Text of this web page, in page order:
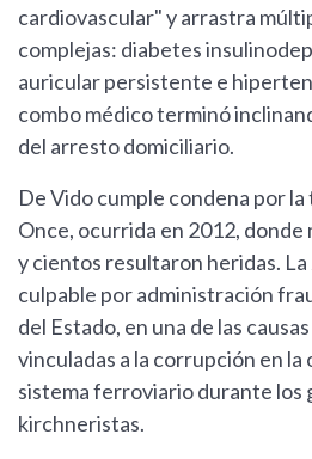
cardiovascular" y arrastra
complejas: diabetes
auricular persistente e
combo médico terminó
del arresto domiciliario.
De Vido cumple condena por
Once, ocurrida en 2012,
y cientos resultaron heridas.
culpable por administración
del Estado, en una de las
vinculadas a la corrupción en la
sistema ferroviario durante los
kirchneristas.